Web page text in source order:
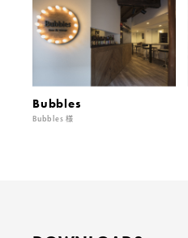
Bubbles
Bubbles 様